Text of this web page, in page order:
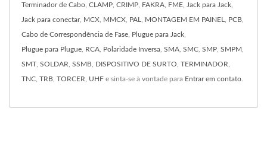
Terminador de Cabo CLAMP CRIMP FAKRA FME Jack para Jack
Jack para conectar, MCX MMCX PAL MONTAGEM EM PAINEL PCB
Cabo de Correspondência de Fase Plugue para Jack
Plugue para Plugue RCA Polaridade Inversa SMA SMC SMP SMPM
SMT SOLDAR SSMB DISPOSITIVO DE SURTO TERMINADOR
TNC TRB TORCER UHF e sinta-se à vontade para Entrar em contato